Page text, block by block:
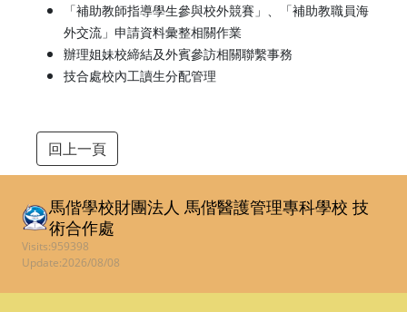
「補助教師指導學生參與校外競賽」、「補助教職員海
外交流」申請資料彙整相關作業
辦理姐妹校締結及外賓參訪相關聯繫事務
技合處校內工讀生分配管理
回上一頁
馬偕學校財團法人 馬偕醫護管理專科學校技
術合作處
Visits:959398
Update:2026/08/08